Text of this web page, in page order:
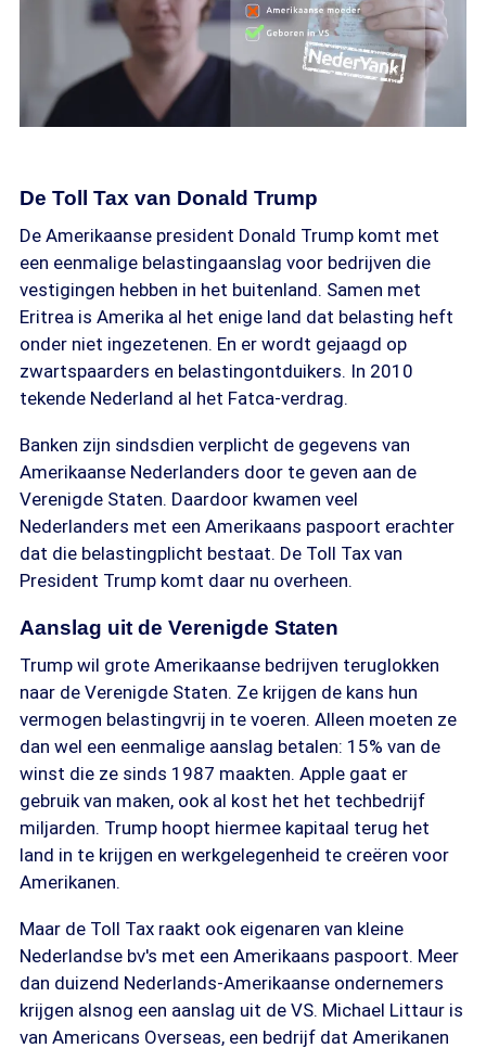
De Toll Tax van Donald Trump
De Amerikaanse president Donald Trump komt met
een eenmalige belastingaanslag voor bedrijven die
vestigingen hebben in het buitenland. Samen met
Eritrea is Amerika al het enige land dat belasting heft
onder niet ingezetenen. En er wordt gejaagd op
zwartspaarders en belastingontduikers. In 2010
tekende Nederland al het Fatca-verdrag.
Banken zijn sindsdien verplicht de gegevens van
Amerikaanse Nederlanders door te geven aan de
Verenigde Staten. Daardoor kwamen veel
Nederlanders met een Amerikaans paspoort erachter
dat die belastingplicht bestaat. De Toll Tax van
President Trump komt daar nu overheen.
Aanslag uit de Verenigde Staten
Trump wil grote Amerikaanse bedrijven teruglokken
naar de Verenigde Staten. Ze krijgen de kans hun
vermogen belastingvrij in te voeren. Alleen moeten ze
dan wel een eenmalige aanslag betalen: 15% van de
winst die ze sinds 1987 maakten. Apple gaat er
gebruik van maken, ook al kost het het techbedrijf
miljarden. Trump hoopt hiermee kapitaal terug het
land in te krijgen en werkgelegenheid te creëren voor
Amerikanen.
Maar de Toll Tax raakt ook eigenaren van kleine
Nederlandse bv's met een Amerikaans paspoort. Meer
dan duizend Nederlands-Amerikaanse ondernemers
krijgen alsnog een aanslag uit de VS. Michael Littaur is
van Americans Overseas, een bedrijf dat Amerikanen